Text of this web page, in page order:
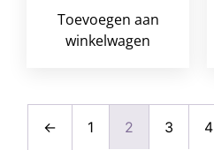
Toevoegen aan
winkelwagen
← 1 2 3 4